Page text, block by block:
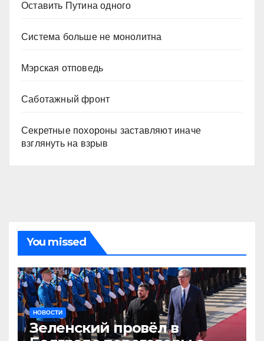
Оставить Путина одного
Система больше не монолитна
Мэрская отповедь
Саботажный фронт
Секретные похороны заставляют иначе
взглянуть на взрыв
You missed
НОВОСТИ
Зеленский провёл в